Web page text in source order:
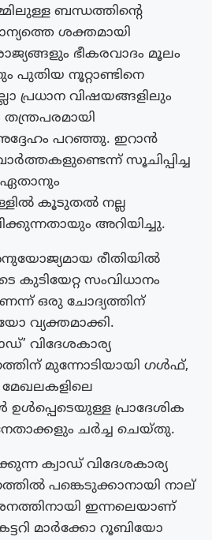
ബന്ധത്തിൻ്റെ
ശക്തമായി
ഭീകരവാദം മൂലം
പുതിയ നൂറ്റാണ്ടിനെ
പ്രധാന വിഷയങ്ങളിലും
പറഞ്ഞു. ഇറാന്‍
സൂചിപ്പിച്ച
കൂടുതല്‍ നല്ല
അറിയിച്ചു.
രീതിയില്‍
കുടിയേറ്റ സംവിധാനം
ഒരു ചോദ്യത്തിന്
വ്യക്തമാക്കി.
വിദേശകാര്യ
മുന്നോടിയായി ഗള്‍ഫ്,
പ്രാദേശിക
ചര്‍ച്ച ചെയ്തു.
ക്വാഡ് വിദേശകാര്യ
പങ്കെടുക്കാനായി നാല്
ഇന്നലെയാണ്
മാര്‍ക്കോ റൂബിയോ